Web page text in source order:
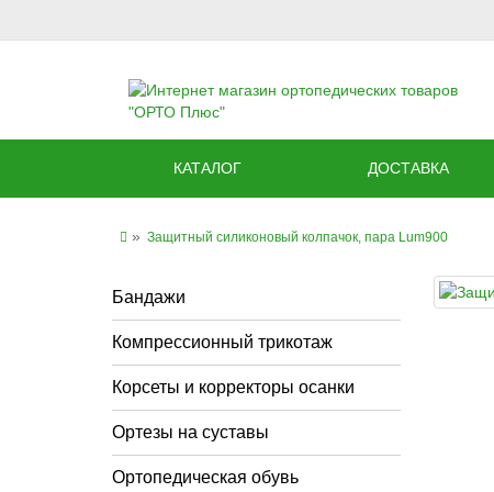
КАТАЛОГ ДОСТАВКА
Защитный силиконовый колпачок, пара Lum900
Бандажи
Компрессионный трикотаж
Корсеты и корректоры осанки
Ортезы на суставы
Ортопедическая обувь